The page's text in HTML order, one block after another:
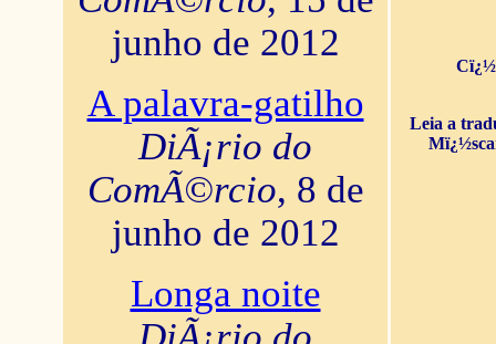
junho de 2012
A palavra-gatilho
DiÃ¡rio do
ComÃ©rcio, 8 de
junho de 2012
Longa noite
Leia a